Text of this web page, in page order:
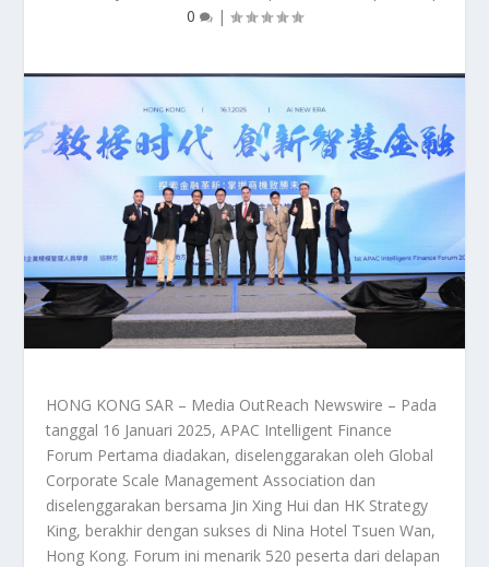
0
|
HONG KONG SAR – Media OutReach Newswire – Pada
tanggal 16 Januari 2025, APAC Intelligent Finance
Forum Pertama diadakan, diselenggarakan oleh Global
Corporate Scale Management Association dan
diselenggarakan bersama Jin Xing Hui dan HK Strategy
King, berakhir dengan sukses di Nina Hotel Tsuen Wan,
Hong Kong. Forum ini menarik 520 peserta dari delapan